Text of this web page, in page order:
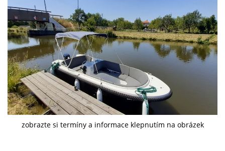
zobrazte si termíny a informace klepnutím na obrázek